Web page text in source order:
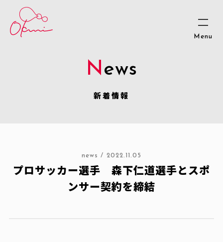
News
新着情報
news 2022.11.05
プロサッカー選手 森下仁道選手とスポ
ンサー契約を締結